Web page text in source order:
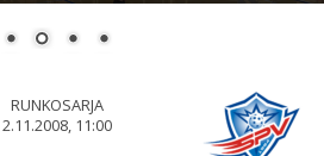
RUNKOSARJA
2.11.2008, 11:00